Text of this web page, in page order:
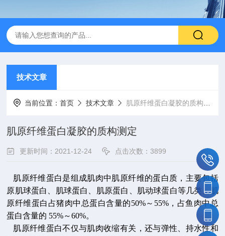
技术文章
当前位置：首页 技术文章 肌原纤维蛋白凝胶的质构测定
肌原纤维蛋白凝胶的质构测定
更新时间：2021-12-24 点击次数：3899
肌原纤维蛋白是组成肌肉中肌原纤维的蛋白质，主要包括
原肌球蛋白、肌球蛋白、肌原蛋白、肌动球蛋白等几类。肌
原纤维蛋白占猪肉中总蛋白含量的50%～55%，占鱼肉中总
蛋白含量的 55%～60%。
肌原纤维蛋白不仅与肌肉收缩有关，还与弹性、持水性和